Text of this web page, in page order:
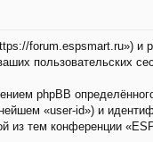
forum.espsmart.ru») и
пользовательских
phpBB
«user-id») и
из тем конференции